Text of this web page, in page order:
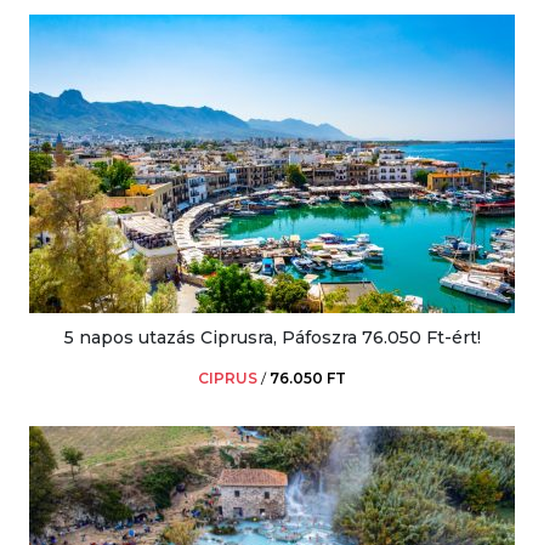
5 napos utazás Ciprusra, Páfoszra 76.050 Ft-ért!
CIPRUS / 76.050 FT